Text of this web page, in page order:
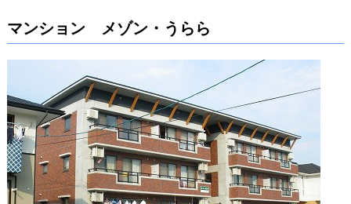
マンション メゾン・うらら